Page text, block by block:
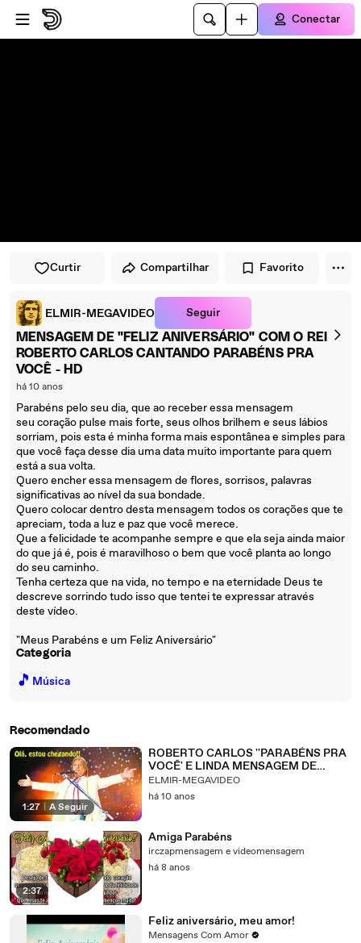
Pular para o player
Ir para o conteúdo principal
Conectar
Curtir Compartilhar Favorito
ELMIR-MEGAVIDEO Seguir
MENSAGEM DE "FELIZ ANIVERSÁRIO" COM O REI
ROBERTO CARLOS CANTANDO PARABÉNS PRA
VOCÊ - HD
há 10 anos
Parabéns pelo seu dia, que ao receber essa mensagem
seu coração pulse mais forte, seus olhos brilhem e seus lábios
sorriam, pois esta é minha forma mais espontânea e simples para
que você faça desse dia uma data muito importante para quem
está a sua volta.
Quero encher essa mensagem de flores, sorrisos, palavras
significativas ao nível da sua bondade.
Quero colocar dentro desta mensagem todos os corações que te
apreciam, toda a luz e paz que você merece.
Que a felicidade te acompanhe sempre e que ela seja ainda maior
do que já é, pois é maravilhoso o bem que você planta ao longo
do seu caminho.
Tenha certeza que na vida, no tempo e na eternidade Deus te
descreve sorrindo tudo isso que tentei te expressar através
deste vídeo.
"Meus Parabéns e um Feliz Aniversário"
Categoria
🎵 Música
Recomendado
1:27 A Seguir
ROBERTO CARLOS ''PARABÉNS PRA
VOCÊ' E LINDA MENSAGEM DE
ELMIR-MEGAVIDEO
há 10 anos
2:37
Amiga Parabéns
irczapmensagem e videomensagem
há 8 anos
Feliz aniversário, meu amor!
Mensagens Com Amor